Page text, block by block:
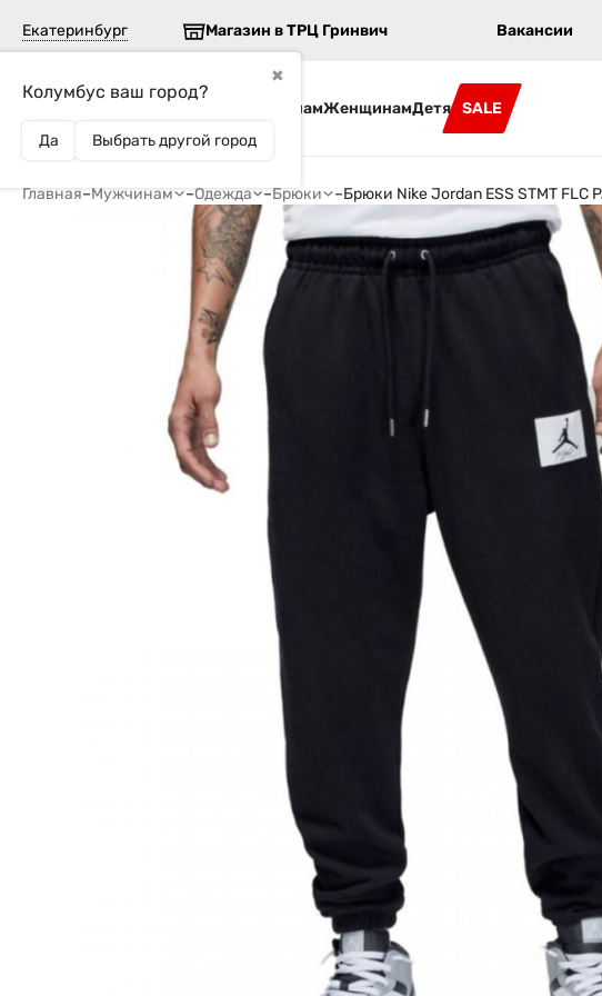
Екатеринбург
✖
Колумбус ваш город?
Да Выбрать другой город
Магазин в ТРЦ Гринвич Вакансии
МужчинамЖенщинамДетям SALE
Главная–Мужчинам –Одежда –Брюки –Брюки Nike Jordan ESS STMT FLC